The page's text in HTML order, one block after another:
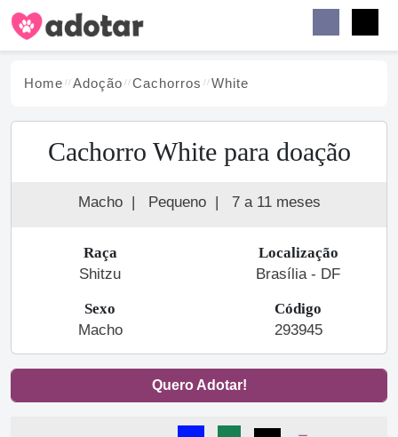
Home Adoção Cachorros White
Cachorro White para doação
Macho | Pequeno | 7 a 11 meses
Raça
Shitzu
Localização
Brasília - DF
Sexo
Macho
Código
293945
Quero Adotar!